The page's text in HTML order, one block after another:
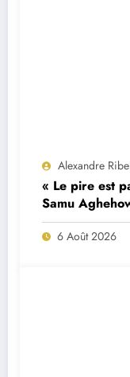
Alexandre
« Le pire est
Samu
Porto ?
6 Août 2026